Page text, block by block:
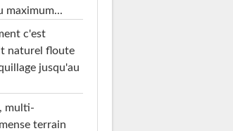
maximum...
c'est
naturel floute
jusqu'au
multi-
terrain